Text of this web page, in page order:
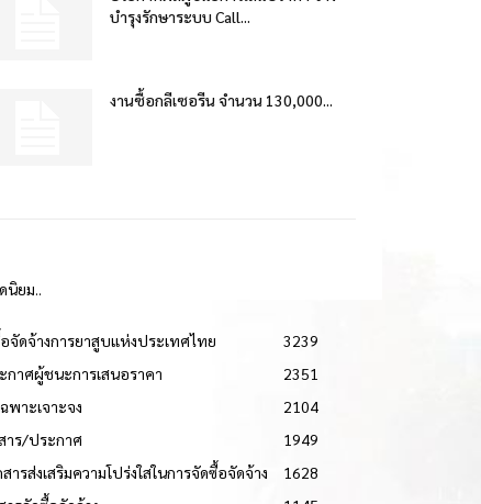
บำรุงรักษาระบบ Call...
งานซื้อกลีเซอรีน จำนวน 130,000...
นิยม..
จัดจ้างการยาสูบแห่งประเทศไทย
3239
กาศผู้ชนะการเสนอราคา
2351
ฉพาะเจาะจง
2104
าร/ประกาศ
1949
สารส่งเสริมความโปร่งใสในการจัดซื้อจัดจ้าง
1628